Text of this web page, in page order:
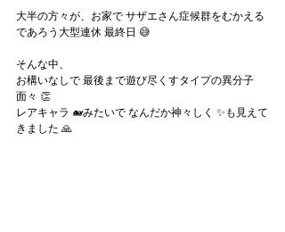
大半の方々が、お家で サザエさん症候群をむかえる
であろう大型連休 最終日 😅
そんな中、
お構いなしで 最後まで遊び尽くすタイプの異分子
面々 👏
レアキャラ 🐋みたいで なんだか神々しく ✨も 見えて
きました 🙏